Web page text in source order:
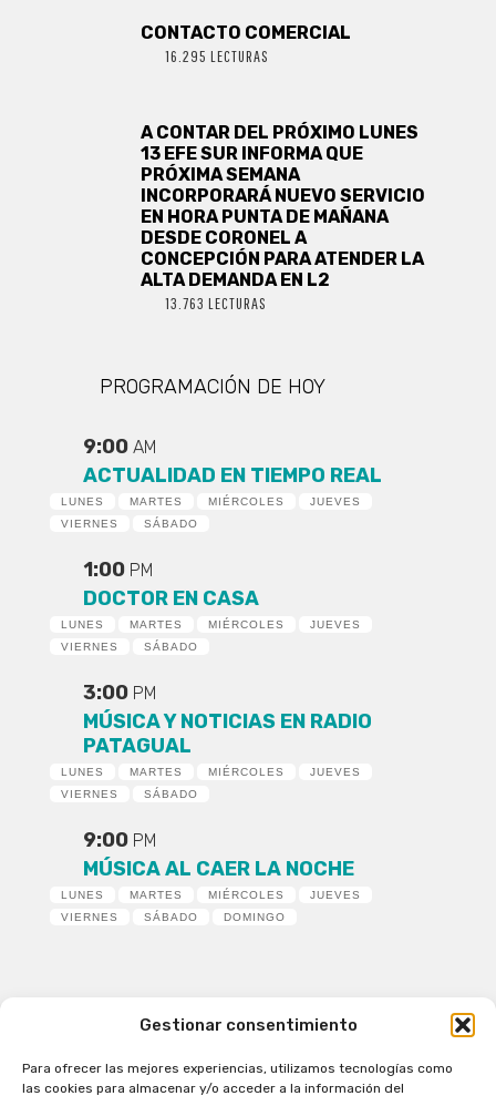
Gestionar consentimiento
Para ofrecer las mejores experiencias, utilizamos tecnologías como
las cookies para almacenar y/o acceder a la información del
CONTACTO COMERCIAL
16.295 LECTURAS
A CONTAR DEL PRÓXIMO LUNES
13 EFE SUR INFORMA QUE
PRÓXIMA SEMANA
INCORPORARÁ NUEVO SERVICIO
EN HORA PUNTA DE MAÑANA
DESDE CORONEL A
CONCEPCIÓN PARA ATENDER LA
ALTA DEMANDA EN L2
13.763 LECTURAS
PROGRAMACIÓN DE HOY
9:00 AM
ACTUALIDAD EN TIEMPO REAL
LUNES MARTES MIÉRCOLES
JUEVES
VIERNES
SÁBADO
1:00 PM
DOCTOR EN CASA
LUNES MARTES MIÉRCOLES
JUEVES
VIERNES
SÁBADO
3:00 PM
MÚSICA Y NOTICIAS EN RADIO
PATAGUAL
LUNES MARTES MIÉRCOLES
JUEVES
VIERNES
SÁBADO
9:00 PM
MÚSICA AL CAER LA NOCHE
LUNES MARTES MIÉRCOLES
JUEVES
VIERNES
SÁBADO DOMINGO
Patagual Radio Digital 2026 - Todos los derechos